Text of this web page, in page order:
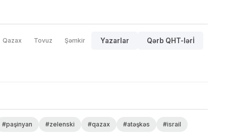
Qazax Tovuz Şəmkir Yazarlar Qərb QHT-lərİ
#paşinyan #zelenski #qazax #atəşkəs
#israil